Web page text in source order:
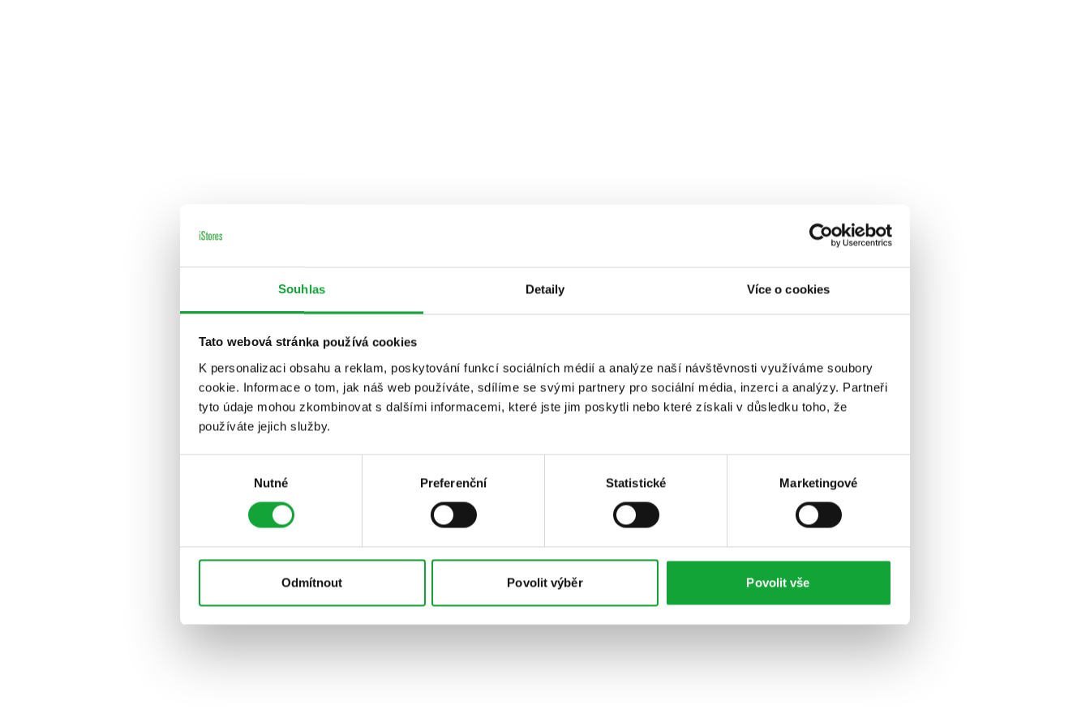
Souhlas Detaily Více o cookies
Tato webová stránka používá cookies
K personalizaci obsahu a reklam, poskytování funkcí sociálních médií a analýze naší návštěvnosti využíváme soubory
cookie. Informace o tom, jak náš web používáte, sdílíme se svými partnery pro sociální média, inzerci a analýzy. Partneři
tyto údaje mohou zkombinovat s dalšími informacemi, které jste jim poskytli nebo které získali v důsledku toho, že
používáte jejich služby.
Nutné Preferenční Statistické Marketingové
Odmítnout Povolit výběr Povolit vše